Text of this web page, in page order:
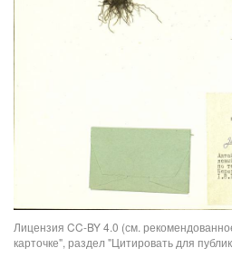
Лицензия CC-BY 4.0 (см.
карточке", раздел "Цитировать для